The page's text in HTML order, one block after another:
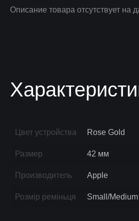
Описание товара отсутствует на
Цвет устройства Rose Gold
Размер 42 мм
Производитель Apple
Розмір реміньця Small/Medium